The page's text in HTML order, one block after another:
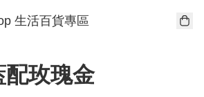
生活百貨專區
玫瑰金